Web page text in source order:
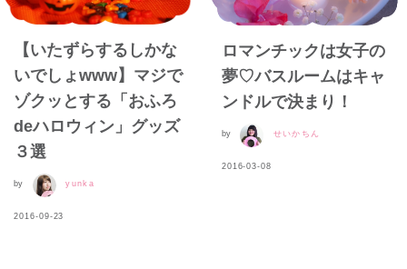
【いたずらするしかな
いでしょwww】マジで
ゾクッとする「おふろ
deハロウィン」グッズ
３選
by yunka
2016-09-23
ロマンチックは女子の
夢♡バスルームはキャ
ンドルで決まり！
by せいかちん
2016-03-08